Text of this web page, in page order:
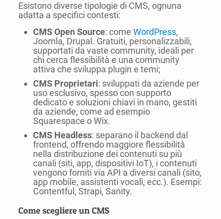
Esistono diverse tipologie di CMS, ognuna
adatta a specifici contesti:
CMS Open Source: come WordPress,
Joomla, Drupal. Gratuiti, personalizzabili,
supportati da vaste community, ideali per
chi cerca flessibilità e una community
attiva che sviluppa plugin e temi;
CMS Proprietari: sviluppati da aziende per
uso esclusivo, spesso con supporto
dedicato e soluzioni chiavi in mano, gestiti
da aziende, come ad esempio
Squarespace o Wix.
CMS Headless: separano il backend dal
frontend, offrendo maggiore flessibilità
nella distribuzione dei contenuti su più
canali (siti, app, dispositivi IoT), i contenuti
vengono forniti via API a diversi canali (sito,
app mobile, assistenti vocali, ecc.). Esempi:
Contentful, Strapi, Sanity.
Come scegliere un CMS